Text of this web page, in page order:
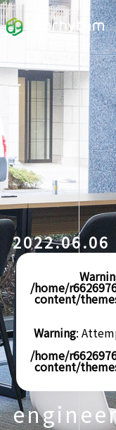
2022.06.06
/home/
content/
Warning:
/home/
content/